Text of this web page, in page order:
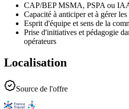
CAP/BEP MSMA, PSPA ou
Capacité à anticiper et à gérer
Esprit d'équipe et sens de la
Prise d'initiatives et pédagogie
opérateurs
Localisation
Source de l'offre